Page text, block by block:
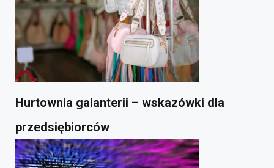
Hurtownia galanterii – wskazówki dla
przedsiębiorców